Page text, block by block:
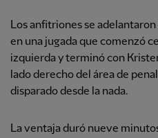
Los anfitriones se
en una jugada que comenzó
izquierda y terminó con
lado derecho del área de
disparado desde la nada.
La ventaja duró nueve